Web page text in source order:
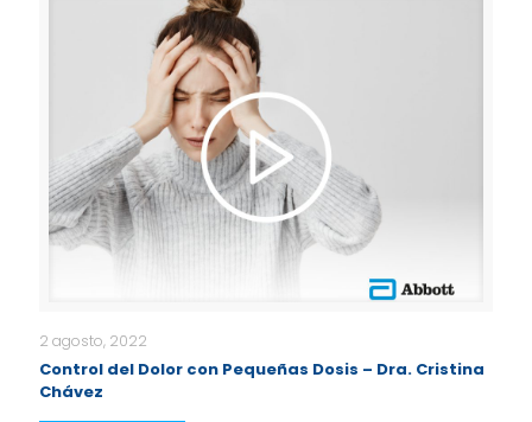
2 agosto, 2022
Control del Dolor con Pequeñas Dosis – Dra. Cristina
Chávez